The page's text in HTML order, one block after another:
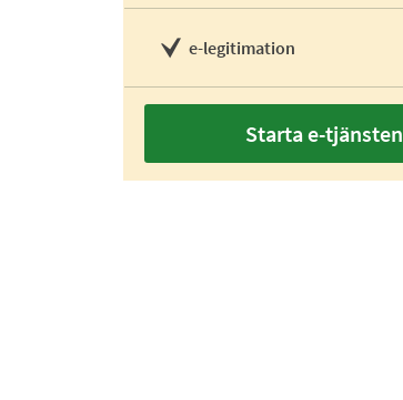
e-legitimation
Starta e-tjänsten